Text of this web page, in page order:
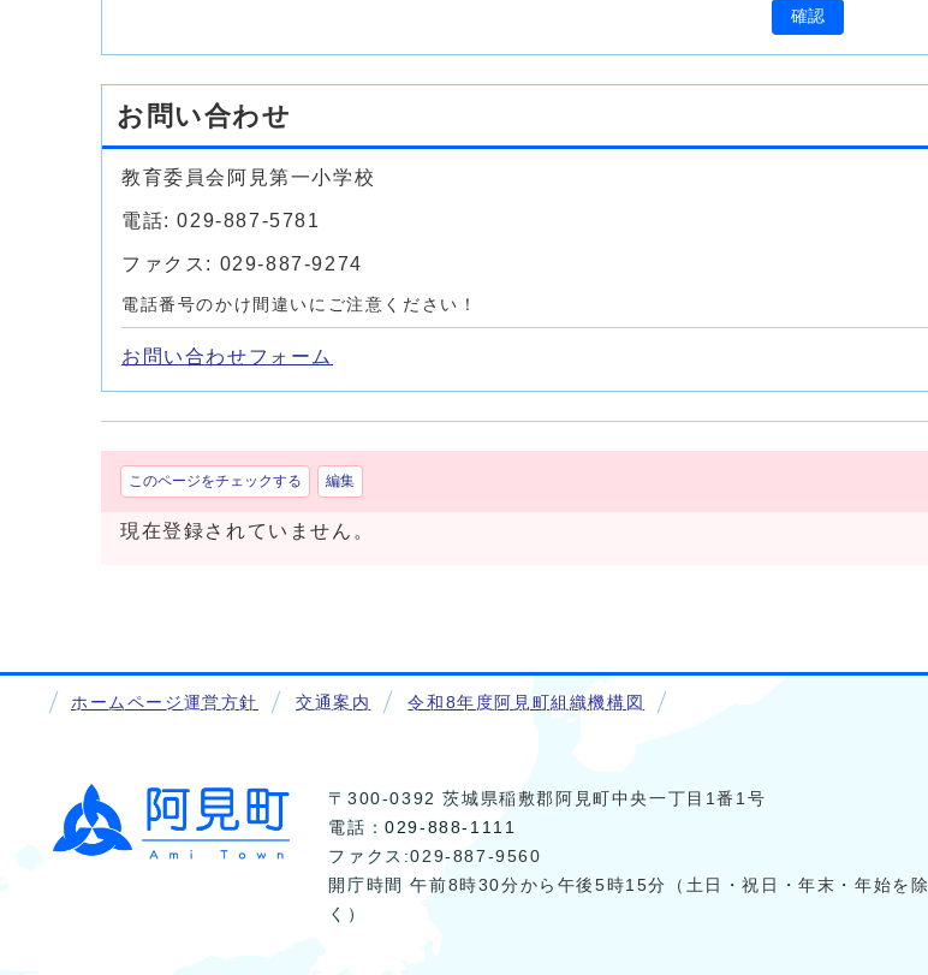
確認
お問い合わせ
教育委員会阿見第一小学校
電話: 029-887-5781
ファクス: 029-887-9274
電話番号のかけ間違いにご注意ください！
お問い合わせフォーム
このページをチェックする 編集
現在登録されていません。
ホームページ運営方針 交通案内 令和8年度阿見町組織機構図
〒300-0392 茨城県稲敷郡阿見町中央一丁目1番1号
電話：029-888-1111
ファクス:029-887-9560
開庁時間 午前8時30分から午後5時15分（土日・祝日・年末・年始を除
く）